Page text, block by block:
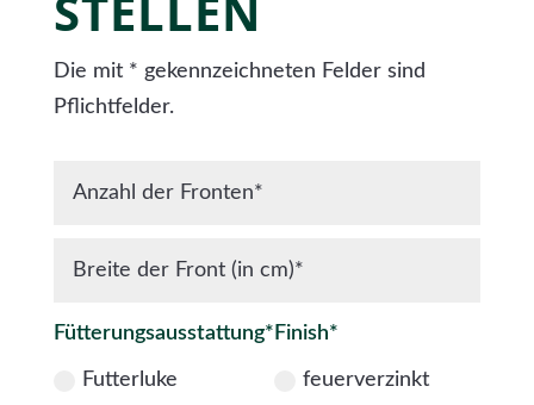
Die mit * gekennzeichneten Felder sind
Pflichtfelder.
Fütterungsausstattung*
Futterluke
Finish*
feuerverzinkt